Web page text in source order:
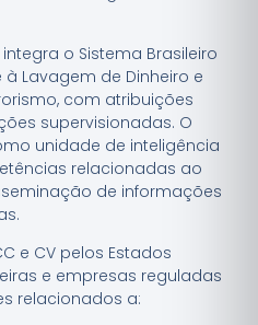
integra o Sistema Brasileiro
Lavagem de Dinheiro e
com atribuições
supervisionadas. O
unidade de inteligência
relacionadas ao
de informações
e CV pelos Estados
e empresas reguladas
relacionados a: